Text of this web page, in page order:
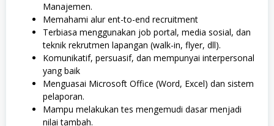
Manajemen.
Memahami alur ent-to-end recruitment
Terbiasa menggunakan job portal, media sosial, dan
teknik rekrutmen lapangan (walk-in, flyer, dll).
Komunikatif, persuasif, dan mempunyai interpersonal
yang baik
Menguasai Microsoft Office (Word, Excel) dan sistem
pelaporan.
Mampu melakukan tes mengemudi dasar menjadi
nilai tambah.